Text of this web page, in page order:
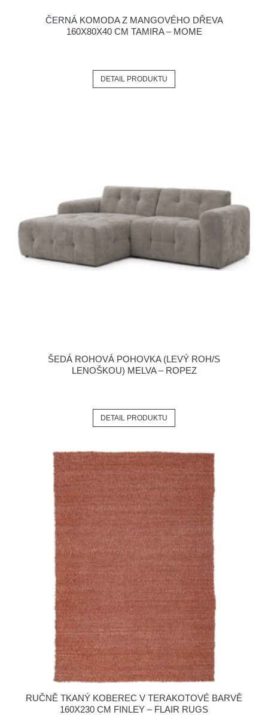
ČERNÁ KOMODA Z MANGOVÉHO DŘEVA
160X80X40 CM TAMIRA – MOME
DETAIL PRODUKTU
ŠEDÁ ROHOVÁ POHOVKA (LEVÝ ROH/S
LENOŠKOU) MELVA – ROPEZ
DETAIL PRODUKTU
RUČNĚ TKANÝ KOBEREC V TERAKOTOVÉ BARVĚ
160X230 CM FINLEY – FLAIR RUGS